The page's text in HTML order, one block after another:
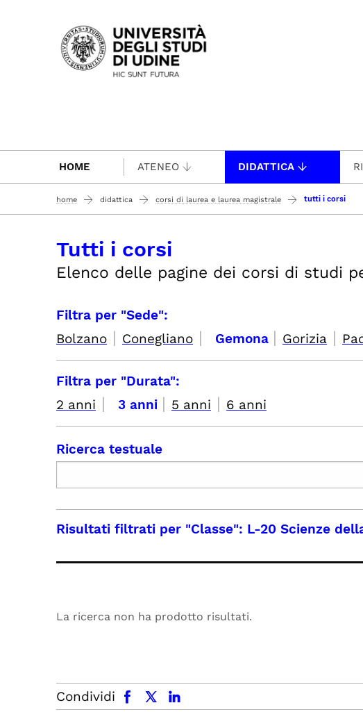
Passa al contenuto principale
HOME ATENEO DIDATTICA
home didattica corsi di laurea e laurea magistrale tutti i corsi
Tutti i corsi
Elenco delle pagine dei corsi di studi
Filtra per "Sede":
Bolzano | Conegliano | Gemona | Gorizia |
Filtra per "Durata":
2 anni | 3 anni | 5 anni | 6 anni
Ricerca testuale
Risultati filtrati per "Classe": L-20 Scienze
La ricerca non ha prodotto risultati.
Condividi
facebook x.com linkedin